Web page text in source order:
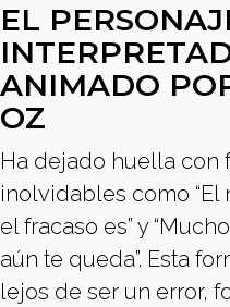
EL
ANIMADO
OZ
Ha dejado huella con
inolvidables como “El
el fracaso es” y
aún te queda”. Esta
lejos de ser un error,